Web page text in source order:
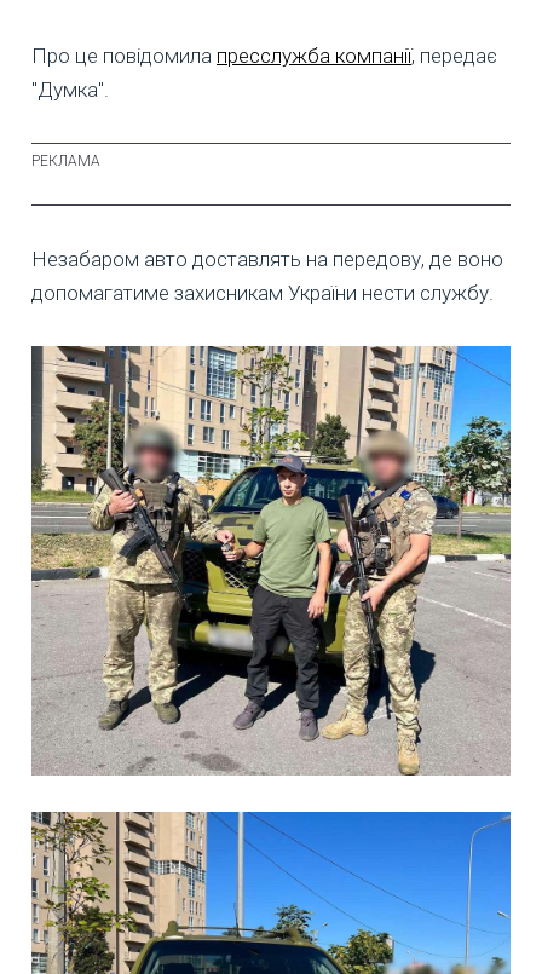
Про це повідомила пресслужба компанії, передає
"Думка".
Незабаром авто доставлять на передову, де воно
допомагатиме захисникам України нести службу.